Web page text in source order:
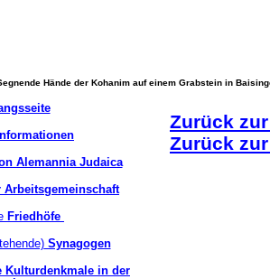
Hände der Kohanim auf einem Grabstein in
Alemannia Judaica
Arbeitsgemeinschaft
Friedhöfe
Synagogen
Kulturdenkmale in der
Zurück
Zurück